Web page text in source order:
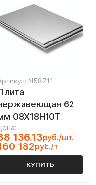
N58711
62
08Х18Н10Т
136.13руб./шт.
182руб./т
КУПИТЬ